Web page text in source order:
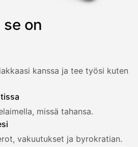
se on
kanssa ja tee työsi kuten
missä tahansa.
vakuutukset ja byrokratian.